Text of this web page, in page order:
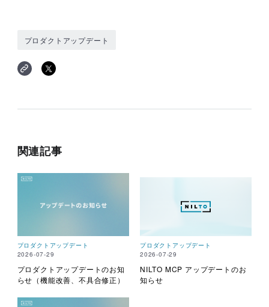
プロダクトアップデート
関連記事
プロダクトアップデート
2026-07-29
プロダクトアップデートのお知
らせ（機能改善、不具合修正）
プロダクトアップデート
2026-07-29
NILTO MCP アップデートのお
知らせ